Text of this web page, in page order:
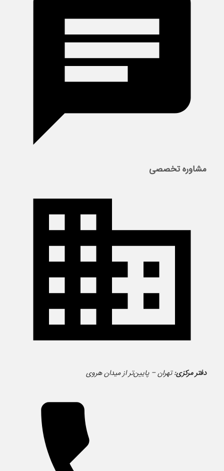
مشاوره تخصصی
دفتر مرکزی:تهران – پایین‌تر از میدان هروی